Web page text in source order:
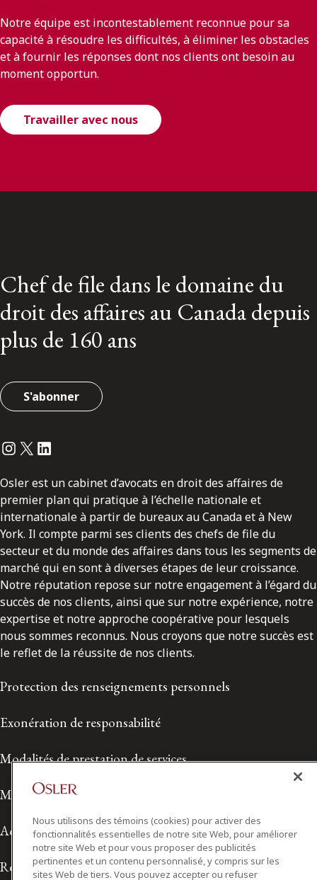
Notre équipe est incontestablement reconnue pour sa
capacité à résoudre les difficultés, à éliminer les obstacles
et à fournir les réponses dont nos clients ont besoin au
moment opportun.
Travailler avec nous
Chef de file dans le domaine du
droit des affaires au Canada depuis
plus de 160 ans
S'abonner
Instagram
Twitter
LinkedIn
Osler est un cabinet d’avocats en droit des affaires de
premier plan qui pratique à l’échelle nationale et
internationale à partir de bureaux au Canada et à New
York. Il compte parmi ses clients des chefs de file du
secteur et du monde des affaires dans tous les segments de
marché qui en sont à diverses étapes de leur croissance.
Notre réputation repose sur notre engagement à l’égard du
succès de nos clients, ainsi que sur notre expérience, notre
expertise et notre approche coopérative pour lesquels
nous sommes reconnus. Nous croyons que notre succès est
le reflet de la réussite de nos clients.
Protection des renseignements personnels
Exonération de responsabilité
Modalités de prestation de services
Modalités d'utilisation
Accessibilité
Relations avec les médias
Nous utilisons des témoins (cookies) pour activer des
fonctionnalités essentielles de notre site Web, pour améliorer
notre site Web et pour vous proposer des publicités
pertinentes et un contenu personnalisé, y compris sur les
sites Web de tiers. Vous pouvez accepter ou refuser